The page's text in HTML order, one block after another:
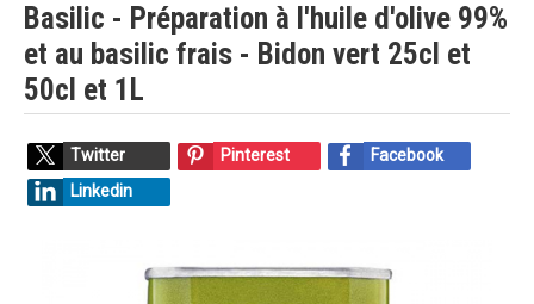
Basilic - Préparation à l'huile d'olive 99%
et au basilic frais - Bidon vert 25cl et
50cl et 1L
Twitter Pinterest
Facebook
Linkedin